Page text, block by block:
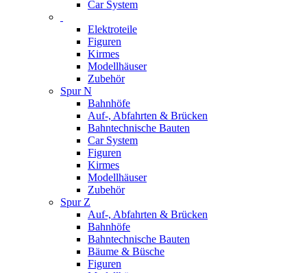
Car System
Elektroteile
Figuren
Kirmes
Modellhäuser
Zubehör
Spur N
Bahnhöfe
Auf-, Abfahrten & Brücken
Bahntechnische Bauten
Car System
Figuren
Kirmes
Modellhäuser
Zubehör
Spur Z
Auf-, Abfahrten & Brücken
Bahnhöfe
Bahntechnische Bauten
Bäume & Büsche
Figuren